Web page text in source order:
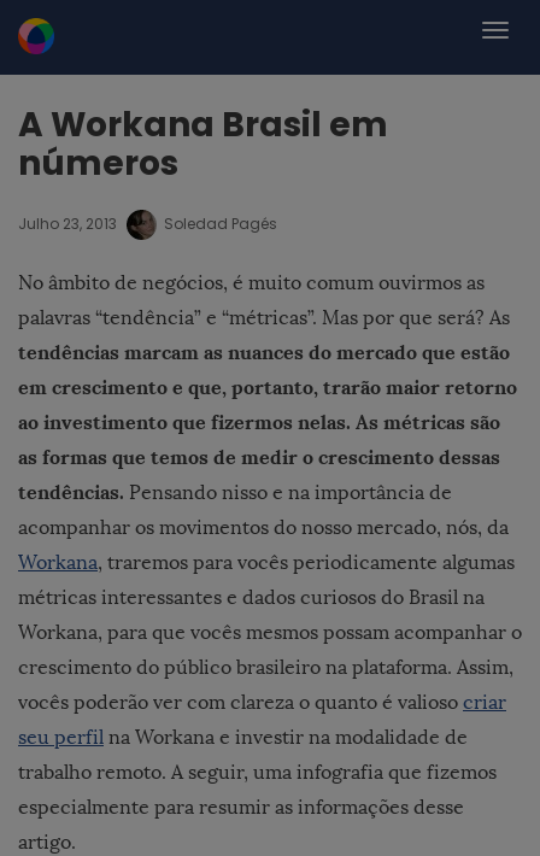
A Workana Brasil em
números
Julho 23, 2013 Soledad Pagés
No âmbito de negócios, é muito comum ouvirmos as
palavras “tendência” e “métricas”. Mas por que será? As
tendências marcam as nuances do mercado que estão
em crescimento e que, portanto, trarão maior retorno
ao investimento que fizermos nelas. As métricas são
as formas que temos de medir o crescimento dessas
tendências. Pensando nisso e na importância de
acompanhar os movimentos do nosso mercado, nós, da
Workana, traremos para vocês periodicamente algumas
métricas interessantes e dados curiosos do Brasil na
Workana, para que vocês mesmos possam acompanhar o
crescimento do público brasileiro na plataforma. Assim,
vocês poderão ver com clareza o quanto é valioso criar
seu perfil na Workana e investir na modalidade de
trabalho remoto. A seguir, uma infografia que fizemos
especialmente para resumir as informações desse
artigo.